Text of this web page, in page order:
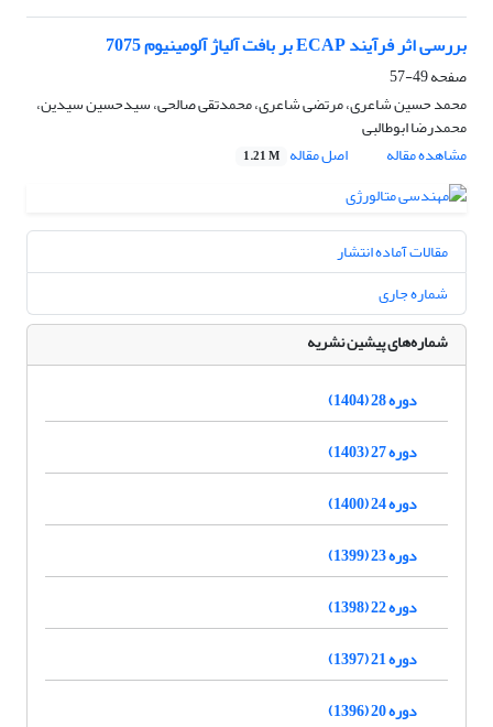
بررسی اثر فرآیند ECAP بر بافت آلیاژ آلومینیوم 7075
صفحه49-57
محمد حسین شاعری، مرتضی شاعری، محمدتقی صالحی، سیدحسین سیدین،
محمدرضا ابوطالبی
مشاهده مقاله
اصل مقاله 1.21 M
مقالات آماده انتشار
شماره جاری
شماره‌های پیشین نشریه
دوره 28 (1404)
دوره 27 (1403)
دوره 24 (1400)
دوره 23 (1399)
دوره 22 (1398)
دوره 21 (1397)
دوره 20 (1396)